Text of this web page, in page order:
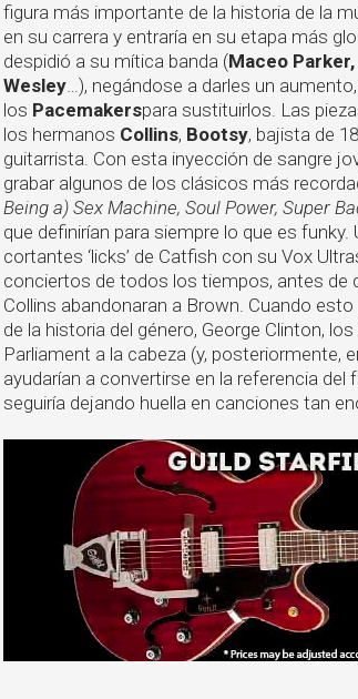
figura más importante de la historia de la
en su carrera y entraría en su etapa más
despidió a su mítica banda (Maceo
Wesley…), negándose a darles un
los Pacemakerspara sustituirlos. Las
los hermanos Collins, Bootsy, bajista de
guitarrista. Con esta inyección de sangre
grabar algunos de los clásicos más
Being a) Sex Machine, Soul Power, Super
que definirían para siempre lo que es
cortantes ‘licks’ de Catfish con su Vox
conciertos de todos los tiempos, antes de
Collins abandonaran a Brown. Cuando
de la historia del género, George Clinton,
Parliament a la cabeza (y, posteriormente,
ayudarían a convertirse en la referencia
seguiría dejando huella en canciones tan